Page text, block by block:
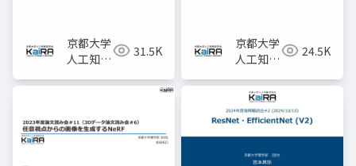
weather forecasting
京都大学
人工知能
KaiRA
31.5K
京都大学
人工知能
KaiRA
24.5K